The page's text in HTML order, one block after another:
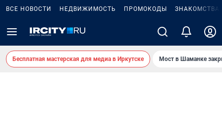
ВСЕ НОВОСТИ НЕДВИЖИМОСТЬ ПРОМОКОДЫ ЗНАКОМСТВА
Бесплатная мастерская для медиа в Иркутске Мост в Шаманке